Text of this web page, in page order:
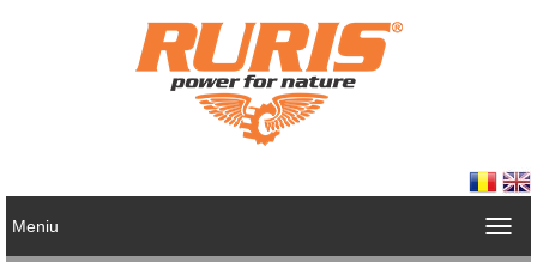
Meniu